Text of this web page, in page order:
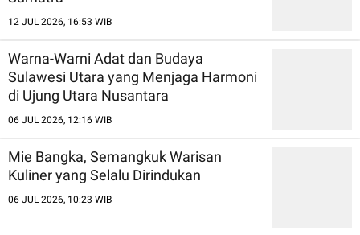
12 JUL 2026, 16:53 WIB
Warna-Warni Adat dan Budaya
Sulawesi Utara yang Menjaga Harmoni
di Ujung Utara Nusantara
06 JUL 2026, 12:16 WIB
Mie Bangka, Semangkuk Warisan
Kuliner yang Selalu Dirindukan
06 JUL 2026, 10:23 WIB